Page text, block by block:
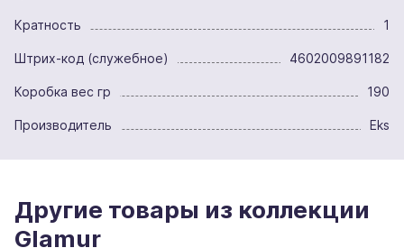
Кратность 1
Штрих-код (служебное) 4602009891182
Коробка вес гр 190
Производитель Eks
Другие товары из коллекции
Glamur